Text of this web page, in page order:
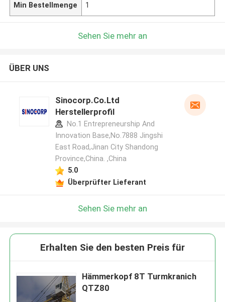
Min Bestellmenge 1
Sehen Sie mehr an
ÜBER UNS
Sinocorp.Co.Ltd
Herstellerprofil
No.1 Entrepreneurship And
Innovation Base,No.7888 Jingshi
East Road,Jinan City Shandong
Province,China. ,China
5.0
Überprüfter Lieferant
Sehen Sie mehr an
Erhalten Sie den besten Preis für
Hämmerkopf 8T Turmkranich
QTZ80